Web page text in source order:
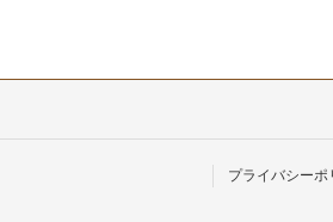
プライバシーポ